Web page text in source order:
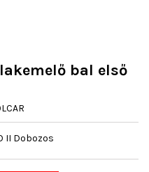
bal első
II Dobozos